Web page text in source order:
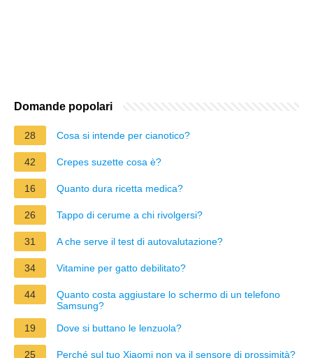
Domande popolari
28 Cosa si intende per cianotico?
42 Crepes suzette cosa è?
16 Quanto dura ricetta medica?
26 Tappo di cerume a chi rivolgersi?
31 A che serve il test di autovalutazione?
34 Vitamine per gatto debilitato?
44
Quanto costa aggiustare lo schermo di un telefono
Samsung?
19
Dove si buttano le lenzuola?
25 Perché sul tuo Xiaomi non va il sensore di prossimità?